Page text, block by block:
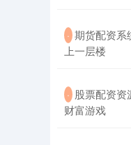
· 期货配资系
上一层楼
· 股票配资
财富游戏